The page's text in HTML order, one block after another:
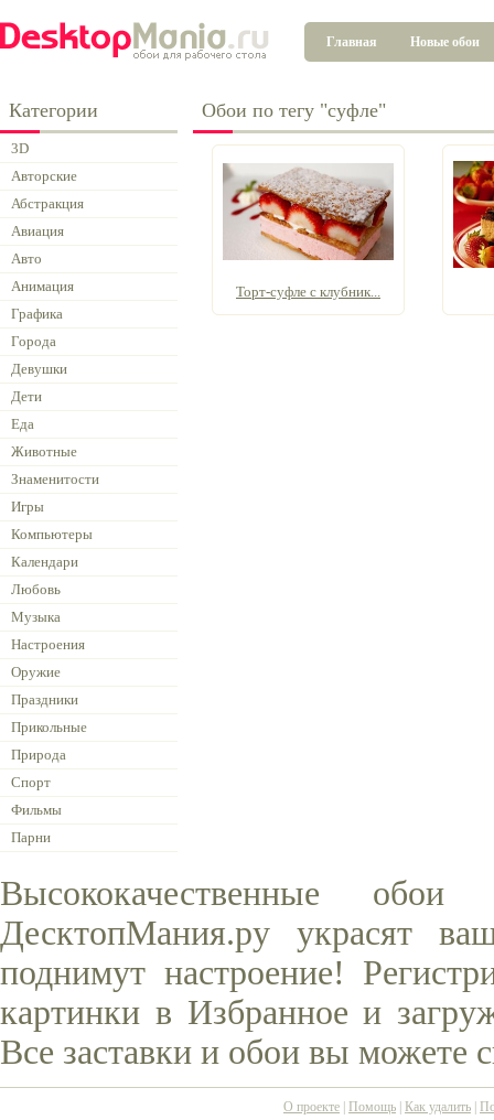
Главная Новые обои
Категории
3D
Авторские
Абстракция
Авиация
Авто
Анимация
Графика
Города
Девушки
Дети
Еда
Животные
Знаменитости
Игры
Компьютеры
Календари
Любовь
Музыка
Настроения
Оружие
Праздники
Прикольные
Природа
Спорт
Фильмы
Парни
Обои по тегу "суфле"
Торт-суфле с клубник...
Высококачественные
ДесктопМания.ру украсят
поднимут настроение!
картинки в Избранное и
Все заставки и обои вы можете
О проекте Помощь Как удалить